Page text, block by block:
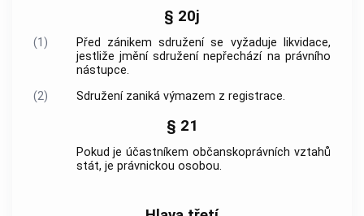
§ 20j
(1)
Před zánikem sdružení se vyžaduje likvidace,
jestliže jmění sdružení nepřechází na právního
nástupce.
(2)
Sdružení zaniká výmazem z registrace.
§ 21
Pokud je účastníkem občanskoprávních vztahů
stát, je právnickou osobou.